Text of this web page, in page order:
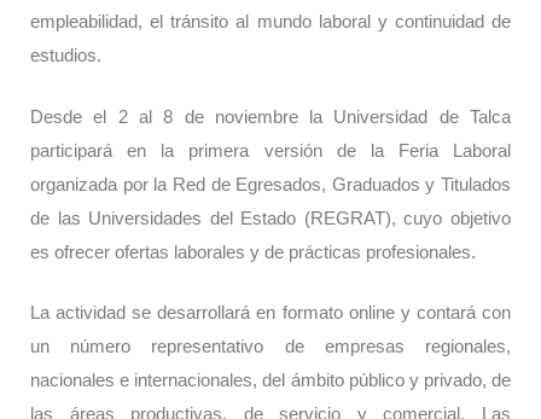
empleabilidad, el tránsito al mundo laboral y continuidad de
estudios.
Desde el 2 al 8 de noviembre la Universidad de Talca
participará en la primera versión de la Feria Laboral
organizada por la Red de Egresados, Graduados y Titulados
de las Universidades del Estado (REGRAT), cuyo objetivo
es ofrecer ofertas laborales y de prácticas profesionales.
La actividad se desarrollará en formato online y contará con
un número representativo de empresas regionales,
nacionales e internacionales, del ámbito público y privado, de
las áreas productivas, de servicio y comercial. Las